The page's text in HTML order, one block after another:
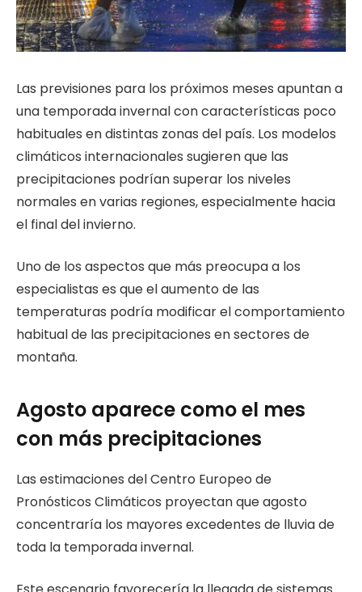
Las previsiones para los próximos meses apuntan a
una temporada invernal con características poco
habituales en distintas zonas del país. Los modelos
climáticos internacionales sugieren que las
precipitaciones podrían superar los niveles
normales en varias regiones, especialmente hacia
el final del invierno.
Uno de los aspectos que más preocupa a los
especialistas es que el aumento de las
temperaturas podría modificar el comportamiento
habitual de las precipitaciones en sectores de
montaña.
Agosto aparece como el mes
con más precipitaciones
Las estimaciones del Centro Europeo de
Pronósticos Climáticos proyectan que agosto
concentraría los mayores excedentes de lluvia de
toda la temporada invernal.